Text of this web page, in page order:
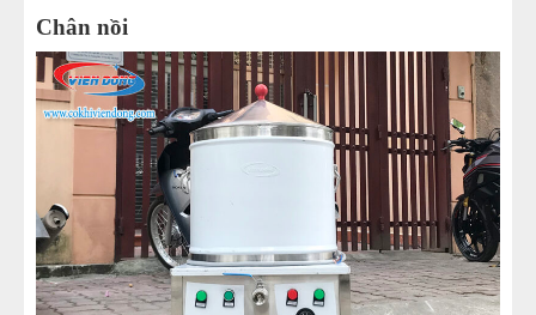
Chân nồi